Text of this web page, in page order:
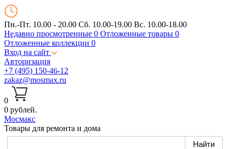
Пн.-Пт. 10.00 - 20.00 Сб. 10.00-19.00 Вс. 10.00-18.00
Недавно просмотренные 0 Отложенные товары 0
Отложенные коллекции 0
Вход на сайт
Авторизация
+7 (495) 150-46-12
zakaz@mosmax.ru
0
0 рублей.
Мосмакс
Товары для ремонта и дома